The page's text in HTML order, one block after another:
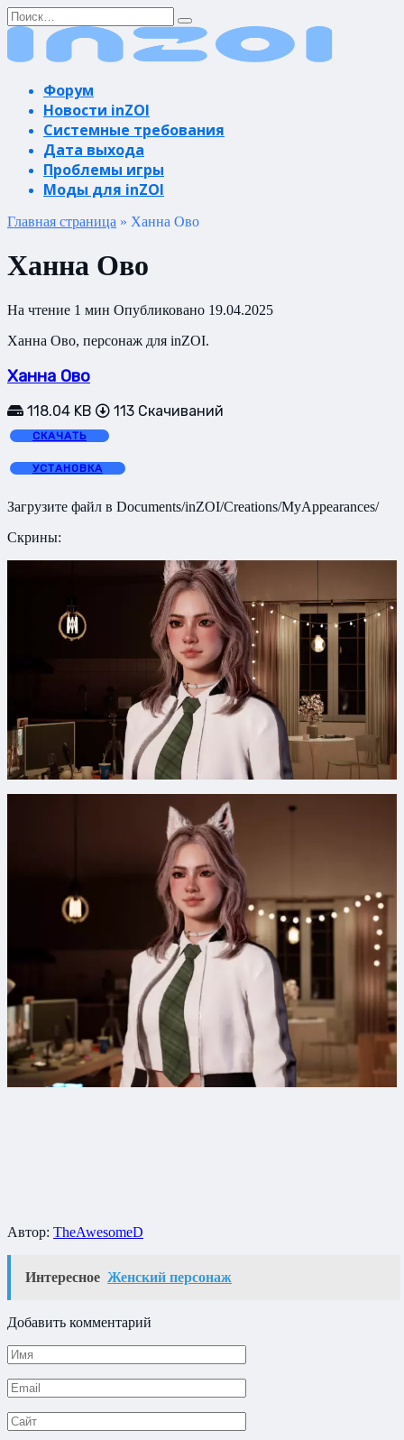
Перейти
к
содержанию
Search
for:
Форум
Новости inZOI
Системные требования
Дата выхода
Проблемы игры
Моды для inZOI
Главная страница » Ханна Ово
Ханна Ово
На чтение 1 мин Опубликовано 19.04.2025
Ханна Ово, персонаж для inZOI.
Ханна Ово
118.04 KB 113 Скачиваний
СКАЧАТЬ
УСТАНОВКА
Загрузите файл в Documents/inZOI/Creations/MyAppearances/
Скрины:
Автор: TheAwesomeD
Интересное Женский персонаж
Добавить комментарий
Имя
*
Email
*
Сайт